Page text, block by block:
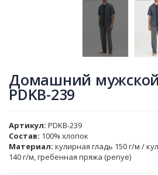
Домашний
PDKB-239
Артикул PDKB-239
Состав: 100% хлопок
Материал: кулирная гладь 150 г/м /
140 г/м, гребенная пряжа (penye)